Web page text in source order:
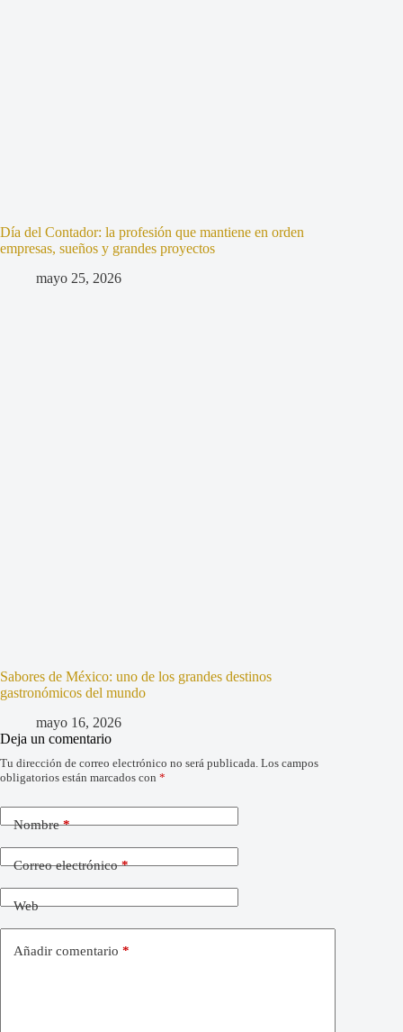
Día del Contador: la profesión que mantiene en orden
empresas, sueños y grandes proyectos
mayo 25, 2026
Sabores de México: uno de los grandes destinos
gastronómicos del mundo
mayo 16, 2026
Deja un comentario
Tu dirección de correo electrónico no será publicada. Los campos
obligatorios están marcados con *
Nombre*
Correo electrónico*
Web
Añadir comentario *